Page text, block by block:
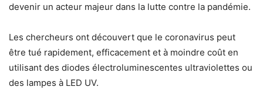
devenir un acteur majeur dans la lutte contre la pandémie.
Les chercheurs ont découvert que le coronavirus peut
être tué rapidement, efficacement et à moindre coût en
utilisant des diodes électroluminescentes ultraviolettes ou
des lampes à LED UV.